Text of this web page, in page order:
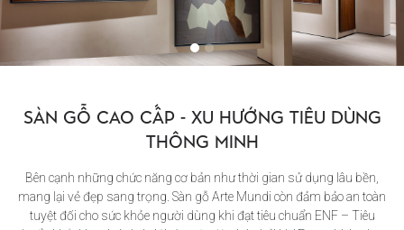
SÀN GỖ CAO CẤP - XU HƯỚNG TIÊU DÙNG
THÔNG MINH
Bên cạnh những chức năng cơ bản như thời gian sử dụng lâu bền,
mang lại vẻ đẹp sang trọng. Sàn gỗ Arte Mundi còn đảm bảo an toàn
tuyệt đối cho sức khỏe người dùng khi đạt tiêu chuẩn ENF – Tiêu
SÀN